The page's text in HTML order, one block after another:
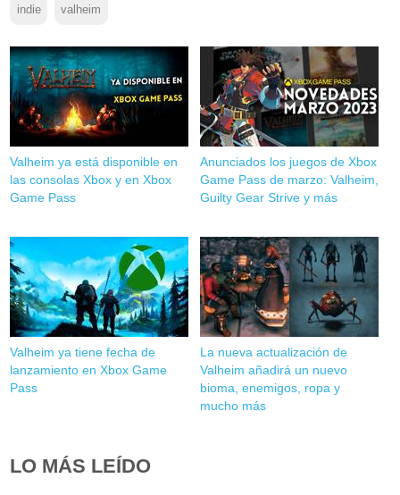
indie valheim
Valheim ya está disponible en
las consolas Xbox y en Xbox
Game Pass
Anunciados los juegos de Xbox
Game Pass de marzo: Valheim,
Guilty Gear Strive y más
Valheim ya tiene fecha de
lanzamiento en Xbox Game
Pass
La nueva actualización de
Valheim añadirá un nuevo
bioma, enemigos, ropa y
mucho más
LO MÁS LEÍDO